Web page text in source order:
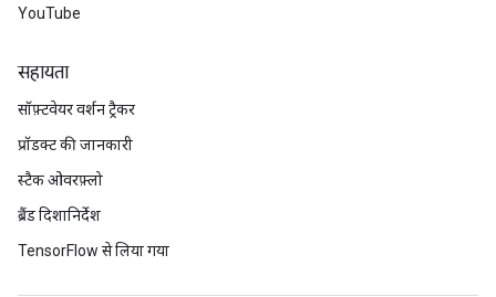
YouTube
सहायता
सॉफ़्टवेयर वर्शन ट्रैकर
प्रॉडक्ट की जानकारी
स्टैक ओवरफ़्लो
ब्रैंड दिशानिर्देश
TensorFlow से लिया गया